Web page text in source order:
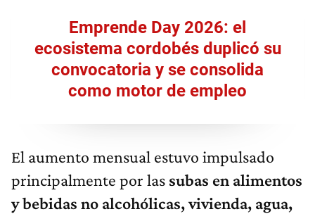
Emprende Day 2026: el
ecosistema cordobés duplicó su
convocatoria y se consolida
como motor de empleo​
El aumento mensual estuvo impulsado
principalmente por las subas en alimentos
y bebidas no alcohólicas, vivienda, agua,